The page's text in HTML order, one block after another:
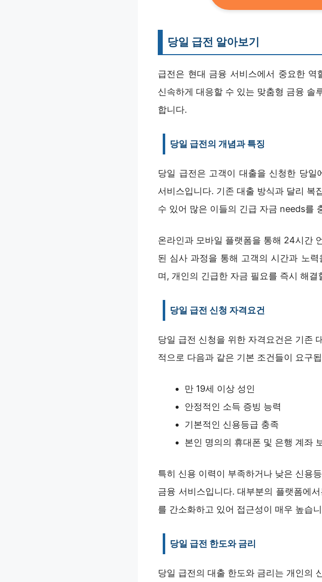
당일 급전 알아보기
급전은 현대 금융 서비스에서 중요한
신속하게 대응할 수 있는 맞춤형 금융 솔
합니다.
당일 급전의 개념과 특징
당일 급전은 고객이 대출을 신청한 당
서비스입니다. 기존 대출 방식과 달리 복
수 있어 많은 이들의 긴급 자금 needs를
온라인과 모바일 플랫폼을 통해 24시간
된 심사 과정을 통해 고객의 시간과 노
며, 개인의 긴급한 자금 필요를 즉시 해
당일 급전 신청 자격요건
당일 급전 신청을 위한 자격요건은 기존
적으로 다음과 같은 기본 조건들이 요구
만 19세 이상 성인
안정적인 소득 증빙 능력
기본적인 신용등급 충족
본인 명의의 휴대폰 및 은행 계좌
특히 신용 이력이 부족하거나 낮은 신용
금융 서비스입니다. 대부분의 플랫폼에
를 간소화하고 있어 접근성이 매우 높습
당일 급전 한도와 금리
당일 급전의 대출 한도와 금리는 개인의